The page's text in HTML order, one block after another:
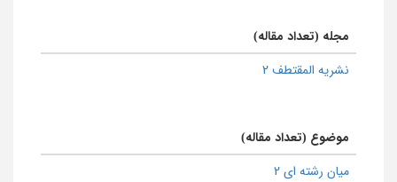
مجله (تعداد مقاله)
نشریه المقتطف 2
موضوع (تعداد مقاله)
میان رشته ای 2